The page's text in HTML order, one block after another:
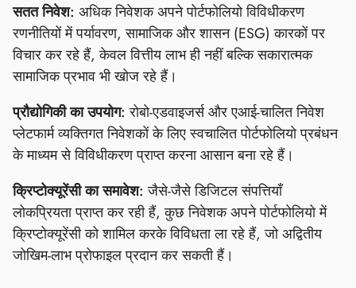
सतत निवेश: अधिक निवेशक अपने पोर्टफोलियो विविधीकरण
रणनीतियों में पर्यावरण, सामाजिक और शासन (ESG) कारकों पर
विचार कर रहे हैं, केवल वित्तीय लाभ ही नहीं बल्कि सकारात्मक
सामाजिक प्रभाव भी खोज रहे हैं।
प्रौद्योगिकी का उपयोग: रोबो-एडवाइजर्स और एआई-चालित निवेश
प्लेटफार्म व्यक्तिगत निवेशकों के लिए स्वचालित पोर्टफोलियो प्रबंधन
के माध्यम से विविधीकरण प्राप्त करना आसान बना रहे हैं।
क्रिप्टोक्यूरेंसी का समावेश: जैसे-जैसे डिजिटल संपत्तियाँ
लोकप्रियता प्राप्त कर रही हैं, कुछ निवेशक अपने पोर्टफोलियो में
क्रिप्टोक्यूरेंसी को शामिल करके विविधता ला रहे हैं, जो अद्वितीय
जोखिम-लाभ प्रोफाइल प्रदान कर सकती हैं।